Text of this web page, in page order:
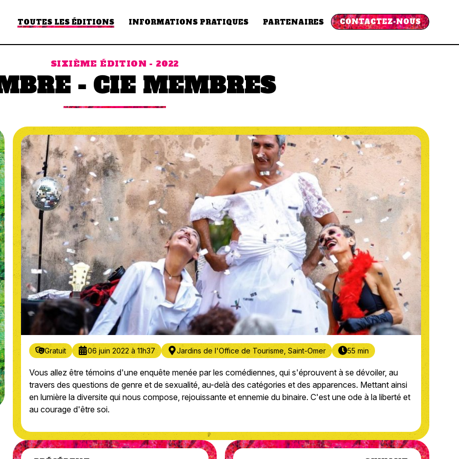
TOUTES LES ÉDITIONS INFORMATIONS PRATIQUES PARTENAIRES CONTACTEZ-NOUS
SIXIÈME ÉDITION - 2022
- CIE MEMBRES
Gratuit 06 juin 2022 à 11h37 Jardins de l'Office de Tourisme, Saint-Omer 55 min
Vous allez être témoins d'une enquête menée par les comédiennes, qui s'éprouvent à se dévoiler, au
travers des questions de genre et de sexualité, au-delà des catégories et des apparences. Mettant ainsi
en lumière la diversite qui nous compose, rejouissante et ennemie du binaire. C'est une ode à la liberté et
au courage d'être soi.